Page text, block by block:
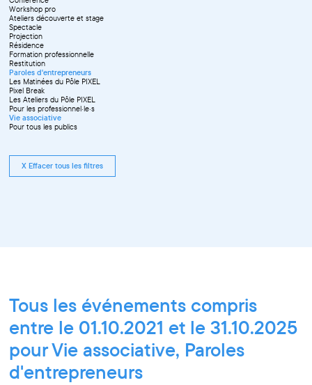
Workshop pro
Ateliers découverte et stage
Spectacle
Projection
Résidence
Formation professionnelle
Restitution
Paroles d'entrepreneurs
Les Matinées du Pôle PIXEL
Pixel Break
Les Ateliers du Pôle PIXEL
Pour les professionnel·le·s
Vie associative
Pour tous les publics
X Effacer tous les filtres
Tous les événements compris
entre le 01.10.2021 et le 31.10.2025
pour Vie associative, Paroles
d'entrepreneurs